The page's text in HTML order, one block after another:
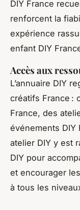
DIY France
renforcent la
expérience
enfant DIY
Accès aux
L’annuaire DIY
créatifs France :
France, des
événements DIY
atelier DIY y est
DIY pour
et encourager
à tous les